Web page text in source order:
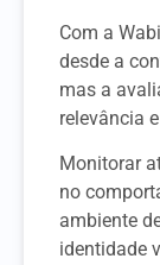
Com a
desde a
mas a
relevância
Monitorar
no
ambiente
identidade